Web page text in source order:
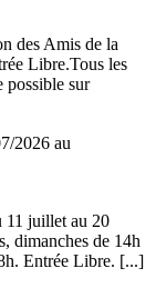
des Amis de la
Libre.Tous les
possible sur
2026 au
11 juillet au 20
dimanches de 14h
Entrée Libre. [...]